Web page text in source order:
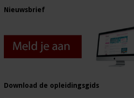
Nieuwsbrief
Download de opleidingsgids